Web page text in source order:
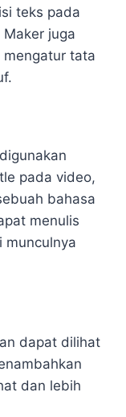
teks pada
juga
tata
pada video,
bahasa
menulis
munculnya
dapat dilihat
dan lebih